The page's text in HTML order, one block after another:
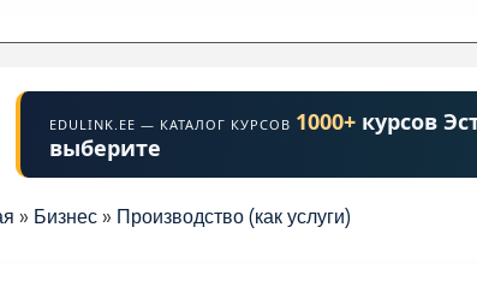
EDULINK.EE — КАТАЛОГ КУРСОВ 1000+курсов
выберите
навигации
Бизнес Производство (как услуги)